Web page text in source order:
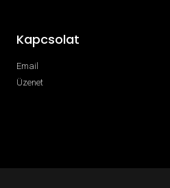
Kapcsolat
Email
Üzenet